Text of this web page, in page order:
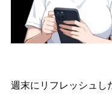
週末にリフレッシュし